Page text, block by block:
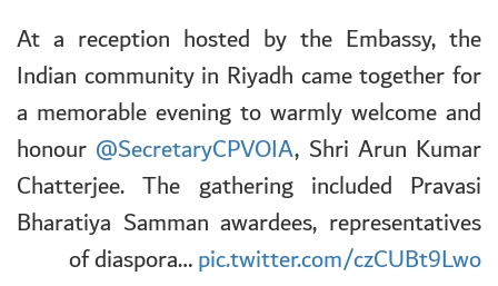
At a reception hosted by the Embassy, the
Indian community in Riyadh came together for
a memorable evening to warmly welcome and
honour @SecretaryCPVOIA, Shri Arun Kumar
Chatterjee. The gathering included Pravasi
Bharatiya Samman awardees, representatives
of diaspora…pic.twitter.com/czCUBt9Lwo